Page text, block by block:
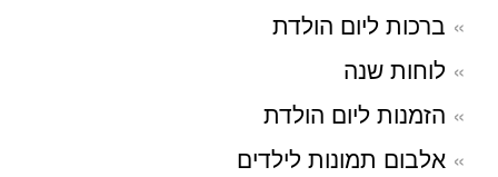
ברכות ליום הולדת
לוחות שנה
הזמנות ליום הולדת
אלבום תמונות לילדים